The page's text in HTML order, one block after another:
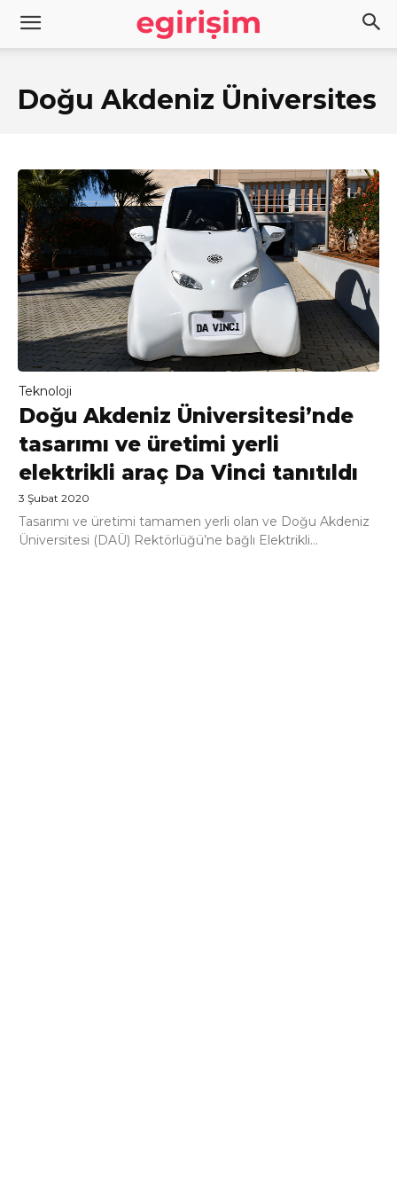
Doğu Akdeniz Üniversites
Teknoloji
Doğu Akdeniz Üniversitesi’nde
tasarımı ve üretimi yerli
elektrikli araç Da Vinci tanıtıldı
3 Şubat 2020
Tasarımı ve üretimi tamamen yerli olan ve Doğu Akdeniz
Üniversitesi (DAÜ) Rektörlüğü’ne bağlı Elektrikli...